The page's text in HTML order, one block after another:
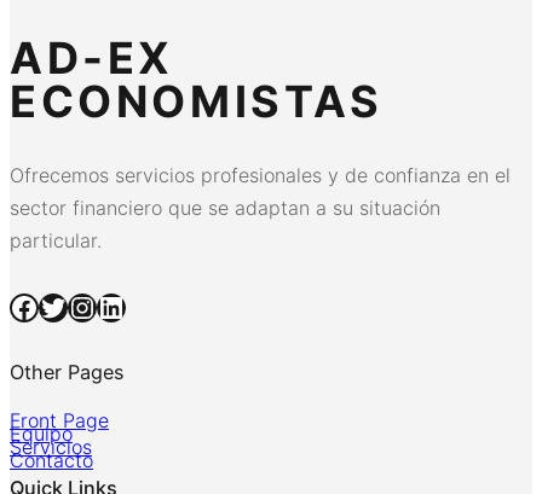
AD-EX
ECONOMISTAS
Ofrecemos servicios profesionales y de confianza en el
sector financiero que se adaptan a su situación
particular.
Facebook Twitter InstagramLinkedIn
Other Pages
Front Page
Equipo
Servicios
Contacto
Quick Links